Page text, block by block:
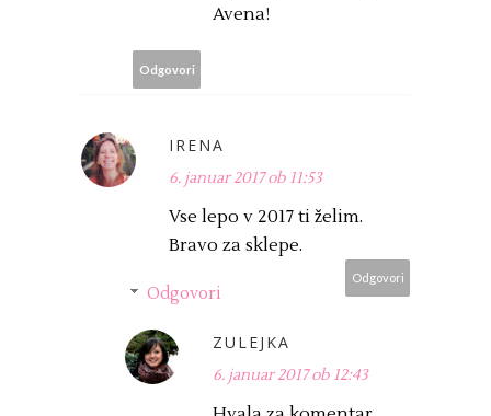
Avena!
Odgovori
IRENA
6. januar 2017 ob 11:53
Vse lepo v 2017 ti želim.
Bravo za sklepe.
Odgovori
Odgovori
ZULEJKA
6. januar 2017 ob 12:43